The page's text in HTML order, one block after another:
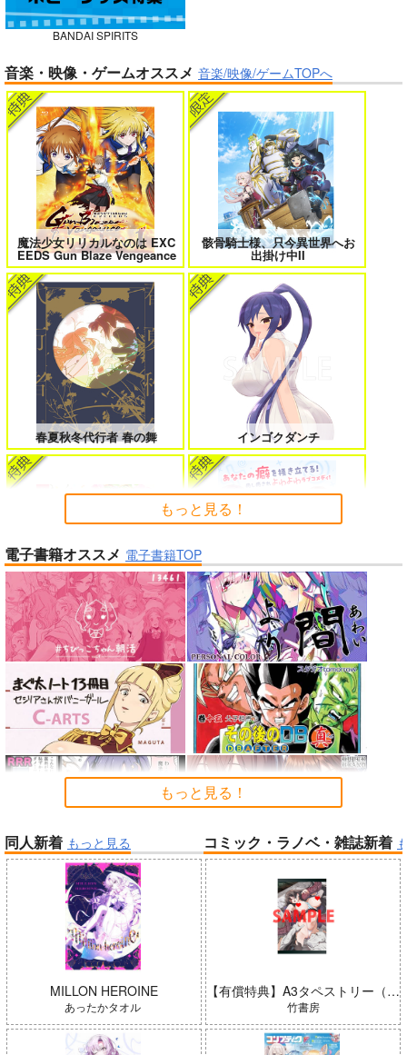
BLUE nankaAkanjin
oOMNIBUS
ハイパーソニックソウ
3,025円（税込）
Fate/Grand Order
アルジュナ
カルナ
サンプル
カート
英雄戦記～ 10
ボクの理想の異世界生活 転生したら
ケモ耳娘だらけの世界でハーレムに
3
異世界から来た君と共に過ごす日常
2
＃ラブコメ好きとこっそり繋がりた
い
エロゲの鬱エンドからヒロイン達を
救済したら 2
女友達は頼めば意外とヤらせてくれ
る 8
HELL’o WORK！～賽の河原で積石
を崩すだけの簡単なお仕事って聞い
たのに～
よくある令嬢転生だと思ったのに 5
孤独だった国民的美少女の妹を一晩
泊めたら懐かれた
人狼機ウィンヴルガ ー叛逆篇ー 5
魔王マーラ煩悩学園 ～勇者、教師に 時々ボソッとロシア語でデレる勇者
のアーリャさん
帝国機神ヴォルカミオン 2 ふかふかダンジョン攻略記 19
BANDAI SPIRITS
音楽・映像・ゲームオススメ 音楽/映像/ゲームTOPへ
魔法少女リリカルなのは EXC
EEDS Gun Blaze Vengeance
骸骨騎士様、只今異世界へお
出掛け中II
春夏秋冬代行者 春の舞 インゴクダンチ
Peachful Story(通常盤)/桃鈴
ねね よわよわ先生
「少女☆歌劇 レヴュースタァ
ライト」スペシャルライブ “St
arry Horizon” Blu-ray(初回限
「ポケモン feat. 初音ミク VO
LTAGE Live！」Blu-ray特装
「魔法少女リリカルなのは EX
CEEDS Gun Blaze Vengeanc
e」オープニングテーマ CRIM
SON BULLET/水樹奈々
もっと見る！
電子書籍オススメ 電子書籍TOP
もっと見る！
同人新着 もっと見る
MILLON HEROINE
あったかタオル
コミック・ラノベ・雑誌新着
【有償特典】A3タペストリー（ガールズゾンビパーティー 5）
竹書房